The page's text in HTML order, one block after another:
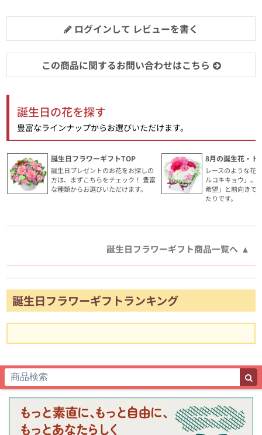
ログインして レビューを書く
この商品に関するお問い合わせはこちら
誕生日の花を探す
豊富なラインナップからお選びいただけます。
誕生日フラワーギフトTOP
誕生日プレゼントのお花をお探しの
方は、まずこちらをチェック！ 豊富
な種類からお選びいただけます。
8月の誕生花・ト
レースのような花
ルコキキョウ」。
希望」と前向きで
たりです。
誕生日フラワーギフト商品一覧へ
誕生日フラワーギフトランキング